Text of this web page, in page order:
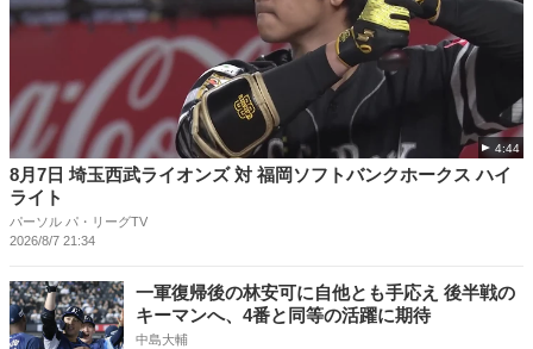
4:44
8月7日 埼玉西武ライオンズ 対 福岡ソフトバンクホークス ハイ
ライト
パーソル パ・リーグTV
2026/8/7 21:34
一軍復帰後の林安可に自他とも手応え 後半戦の
キーマンへ、4番と同等の活躍に期待
中島大輔